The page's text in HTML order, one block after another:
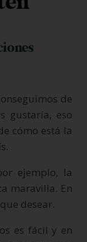
de
gustaría, eso
cómo está la
ejemplo, la
maravilla. En
desear.
es fácil y en